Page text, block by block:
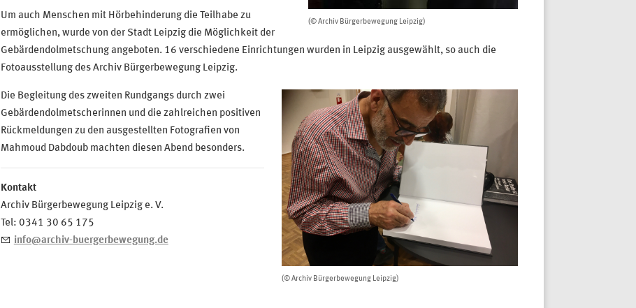
(© Archiv Bürgerbewegung Leipzig)
Um auch Menschen mit Hörbehinderung die Teilhabe zu
ermöglichen, wurde von der Stadt Leipzig die Möglichkeit der
Gebärdendolmetschung angeboten. 16 verschiedene Einrichtungen wurden in Leipzig ausgewählt, so auch die
Fotoausstellung des Archiv Bürgerbewegung Leipzig.
(© Archiv Bürgerbewegung Leipzig)
Die Begleitung des zweiten Rundgangs durch zwei
Gebärdendolmetscherinnen und die zahlreichen positiven
Rückmeldungen zu den ausgestellten Fotografien von
Mahmoud Dabdoub machten diesen Abend besonders.
Kontakt
Archiv Bürgerbewegung Leipzig e. V.
Tel: 0341 30 65 175
info@archiv-buergerbewegung.de